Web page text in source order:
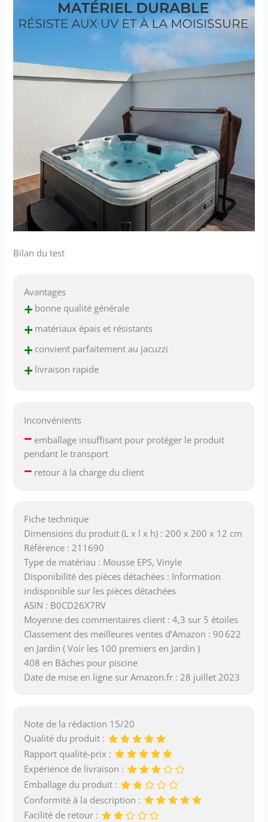
Bilan du test
Avantages
+ bonne qualité générale
+ matériaux épais et résistants
+ convient parfaitement au jacuzzi
+ livraison rapide
Inconvénients
– emballage insuffisant pour protéger le produit
pendant le transport
– retour à la charge du client
Fiche technique
Dimensions du produit (L x l x h) : 200 x 200 x 12 cm
Référence : 211690
Type de matériau : Mousse EPS, Vinyle
Disponibilité des pièces détachées : Information
indisponible sur les pièces détachées
ASIN : B0CD26X7RV
Moyenne des commentaires client : 4,3 sur 5 étoiles
Classement des meilleures ventes d’Amazon : 90 622
en Jardin ( Voir les 100 premiers en Jardin )
408 en Bâches pour piscine
Date de mise en ligne sur Amazon.fr : 28 juillet 2023
Note de la rédaction 15/20
Qualité du produit :
Rapport qualité-prix :
Expérience de livraison :
Emballage du produit :
Conformité à la description :
Facilité de retour :